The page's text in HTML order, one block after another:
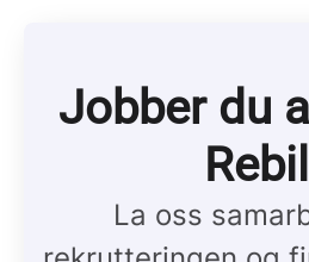
Jobber du
La oss